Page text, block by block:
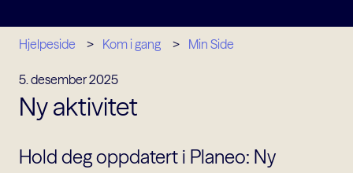
Hjelpeside Kom i gang Min Side
5. desember 2025
Ny aktivitet
Hold deg oppdatert i Planeo: Ny